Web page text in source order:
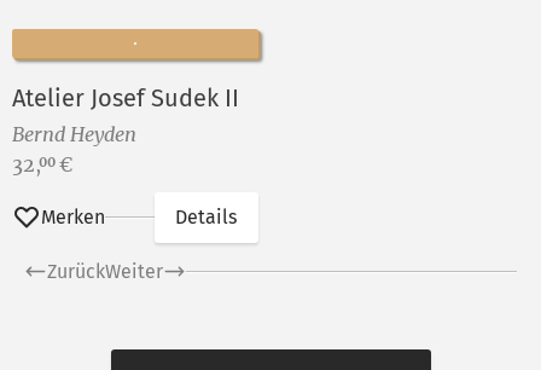
Atelier Josef Sudek II
Bernd Heyden
Preis:
32,00 €
Merken Details
ZurückWeiter